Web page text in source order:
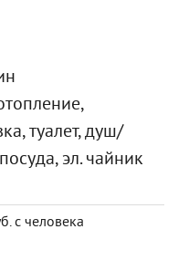
туалет, душ/
эл. чайник
с человека